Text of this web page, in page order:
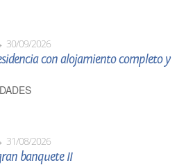
30/09/2026
con alojamiento completo y
31/08/2026
banquete II